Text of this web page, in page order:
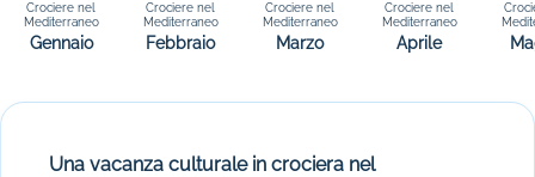
Crociere nel
Mediterraneo
Gennaio
Crociere nel
Mediterraneo
Febbraio
Crociere nel
Mediterraneo
Marzo
Crociere nel
Mediterraneo
Aprile
Una vacanza culturale in crociera nel